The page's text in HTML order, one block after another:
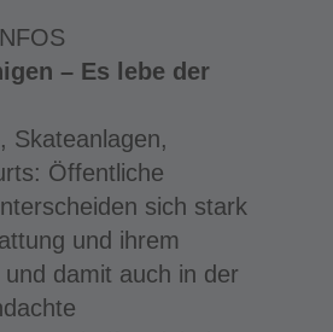
– Es lebe der
Skateanlagen,
Öffentliche
sich stark
und ihrem
damit auch in der